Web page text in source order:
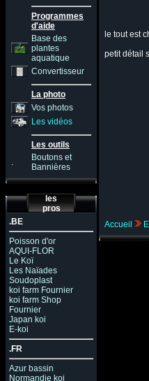
Programmes
d'aide
Base des
plantes
aquatique
Convertisseur
La photo
Vos photos
Les vidéos
Les outils
.
Boutons et
Bannières
les
pros
.BE
Poisson d'or
AQUI-FLOR
Le Koï
Les Naïades
Soudoplast
koi farm Fournier
koi farm Shop
Fournier
Japan koi
E-koi
.FR
Azur bassin
Normandie koi
le tout est
petit détail
Accueil